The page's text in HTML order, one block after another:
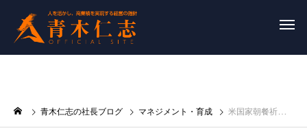
青木仁志の社長ブログ マネジメント・育成 米国家朝餐祈祷会に参加しました